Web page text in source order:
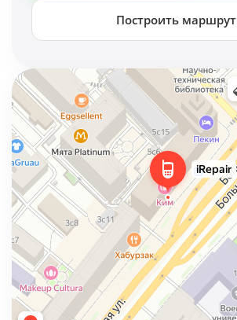
Построить маршрут